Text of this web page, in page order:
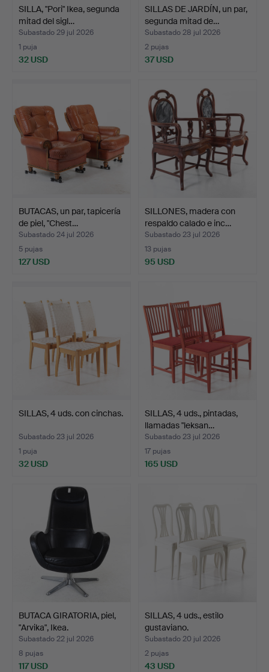
SILLA, "Pori" Ikea, segunda
mitad del sigl…
Subastado 29 jul 2026
1 puja
32 USD
SILLAS DE JARDÍN, un par,
segunda mitad de…
Subastado 28 jul 2026
2 pujas
37 USD
BUTACAS, un par, tapicería
de piel, "Chest…
Subastado 24 jul 2026
5 pujas
127 USD
SILLONES, madera con
respaldo calado e inc…
Subastado 23 jul 2026
13 pujas
95 USD
SILLAS, 4 uds. con cinchas.
Subastado 23 jul 2026
1 puja
32 USD
SILLAS, 4 uds., pintadas,
llamadas "leksan…
Subastado 23 jul 2026
17 pujas
165 USD
BUTACA GIRATORIA, piel,
"Arvika", Ikea.
Subastado 22 jul 2026
8 pujas
117 USD
SILLAS, 4 uds., estilo
gustaviano.
Subastado 20 jul 2026
2 pujas
43 USD